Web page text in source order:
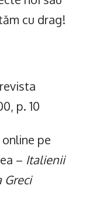
cu drag!
p. 10
pe
– Italienii